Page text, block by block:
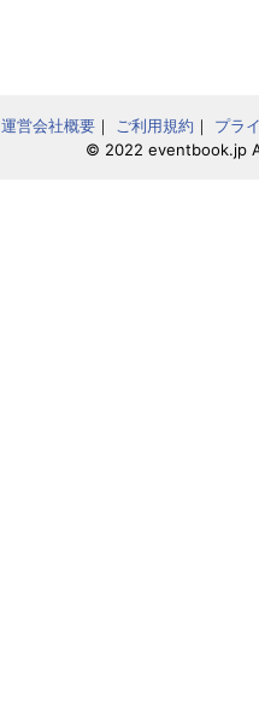
運営会社概要 ｜ ご利用規約 ｜ プラ
© 2022 eventbook.jp